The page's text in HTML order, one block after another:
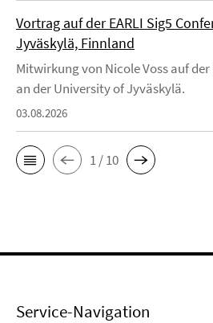
Vortrag auf der EARLI Sig5
Jyväskylä, Finnland
Mitwirkung von Nicole Voss auf der
an der University of Jyväskylä.
03.08.2026
1 / 10
Service-Navigation